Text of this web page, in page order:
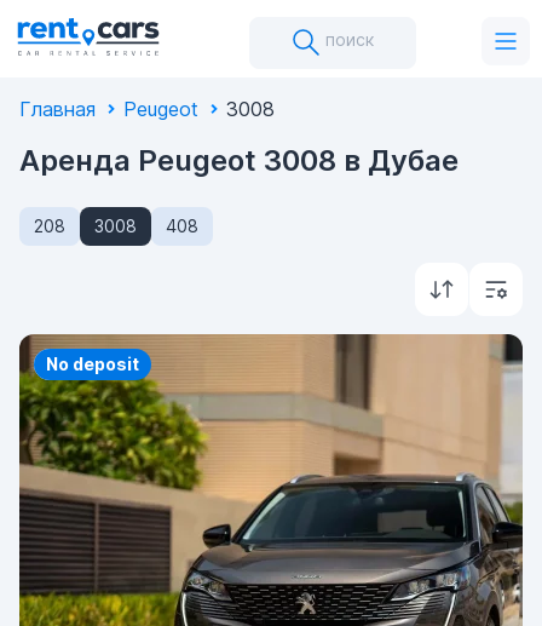
поиск
Главная Peugeot 3008
Аренда Peugeot 3008 в Дубае
208 3008 408
Priority
No deposit